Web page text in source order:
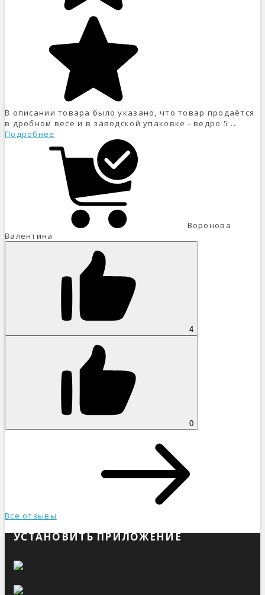
В описании товара было указано, что товар продаётся
в дробном весе и в заводской упаковке - ведро 5 ..
Подробнее
Воронова
Валентина
4
0
Все отзывы
УСТАНОВИТЬ ПРИЛОЖЕНИЕ